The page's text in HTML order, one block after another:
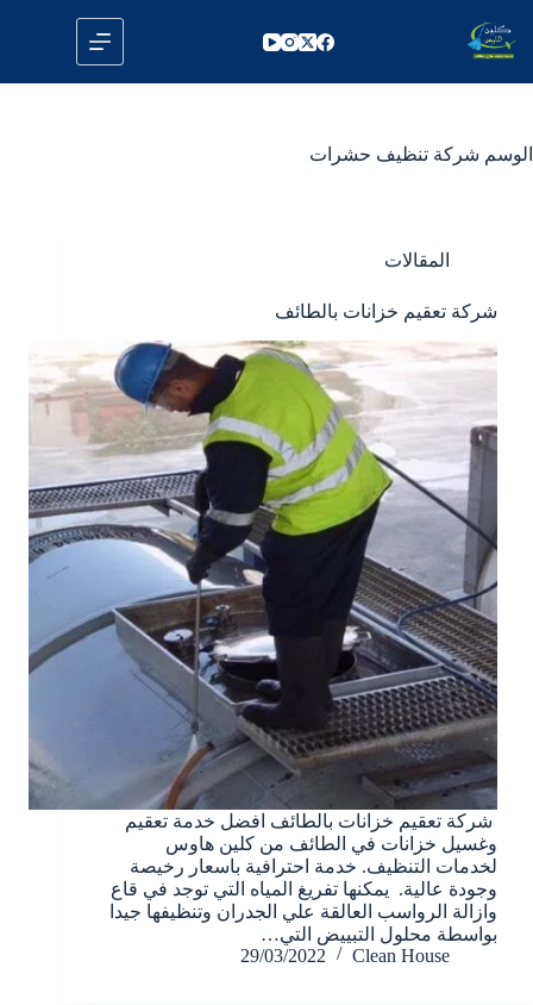
إلى
المحتوى
الوسم شركة تنظيف حشرات
المقالات
شركة تعقيم خزانات بالطائف
شركة تعقيم خزانات بالطائف افضل خدمة تعقيم
وغسيل خزانات في الطائف من كلين هاوس
لخدمات التنظيف. خدمة احترافية باسعار رخيصة
وجودة عالية. يمكنها تفريغ المياه التي توجد في قاع
وازالة الرواسب العالقة علي الجدران وتنظيفها جيدا
بواسطة محلول التبييض التي…
Clean House
29/03/2022